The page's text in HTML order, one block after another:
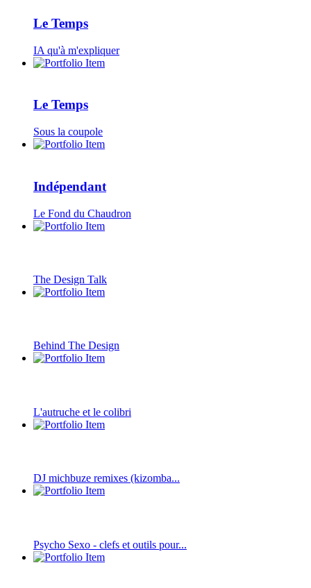
Le Temps
IA qu'à m'expliquer
Le Temps
Sous la coupole
Indépendant
Le Fond du Chaudron
The Design Talk
Behind The Design
L'autruche et le colibri
DJ michbuze remixes (kizomba...
Psycho Sexo - clefs et outils pour...